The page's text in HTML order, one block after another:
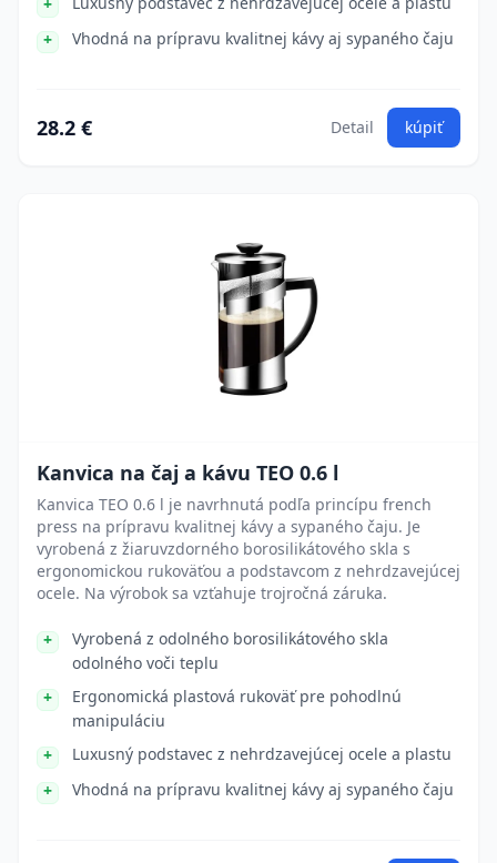
Vhodná na prípravu kvalitnej kávy aj sypaného čaju
28.2 € Detail kúpiť
Kanvica na čaj a kávu TEO 0.6 l
Kanvica TEO 0.6 l je navrhnutá podľa princípu french
press na prípravu kvalitnej kávy a sypaného čaju. Je
vyrobená z žiaruvzdorného borosilikátového skla s
ergonomickou rukoväťou a podstavcom z nehrdzavejúcej
ocele. Na výrobok sa vzťahuje trojročná záruka.
Vyrobená z odolného borosilikátového skla
odolného voči teplu
Ergonomická plastová rukoväť pre pohodlnú
manipuláciu
Luxusný podstavec z nehrdzavejúcej ocele a plastu
Vhodná na prípravu kvalitnej kávy aj sypaného čaju